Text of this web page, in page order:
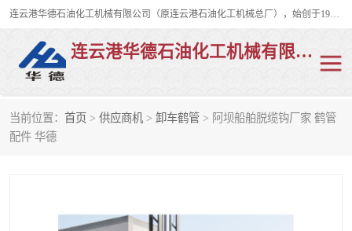
连云港华德石油化工机械有限公司（原连云港石油化工机械总厂），始创于1982年，是从事码头船用流体装卸臂、陆用流体装卸臂（鹤管）、活动梯、钢构平台、定量装车系统等全系列流体装卸设备的设计、制造、销售以及服务的专业供应商。
连云港华德石油化工机械有限公司
当前位置： 首页 > 供应商机 > 卸车鹤管 > 阿坝船舶脱缆钩厂家 鹤管
配件 华德
陆用流体装卸臂
LNG鹤管 活动梯